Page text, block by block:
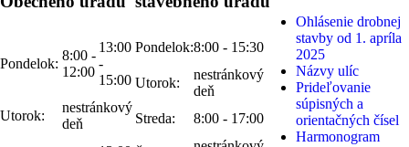
Pondelok:
8:00 -
12:00
13:00
-
15:00
Utorok:
nestránkový
deň
Pondelok:8:00 - 15:30
Utorok:
nestránkový
deň
Streda:
8:00 - 17:00
Ohlásenie drobnej
stavby od 1. apríla
2025
Názvy ulíc
Prideľovanie
súpisných a
orientačných čísel
Harmonogram